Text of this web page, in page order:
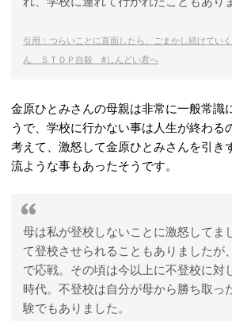
引用：つらいことに直面したら、ごまかし続けてい
ん ＳＴＯＰ自殺 #しんどい君へ
金原ひとみさんの母親は非常に一般常識
うで、学校に行かない事は人生が終わる
考えて、激怒して金原ひとみさんを引き
流ような事もあったそうです。
母は私が登校しないことに激怒してま
て登校させられることもありましたが
で応戦。その頃は今以上に不登校に対
時代。不登校は自分が母から勝ち取っ
験でもありました。